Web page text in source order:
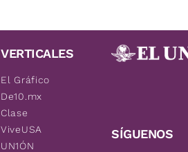
VERTICALES
El Gráfico
De10.mx
Clase
ViveUSA
UN1ÓN
SÍGUENOS